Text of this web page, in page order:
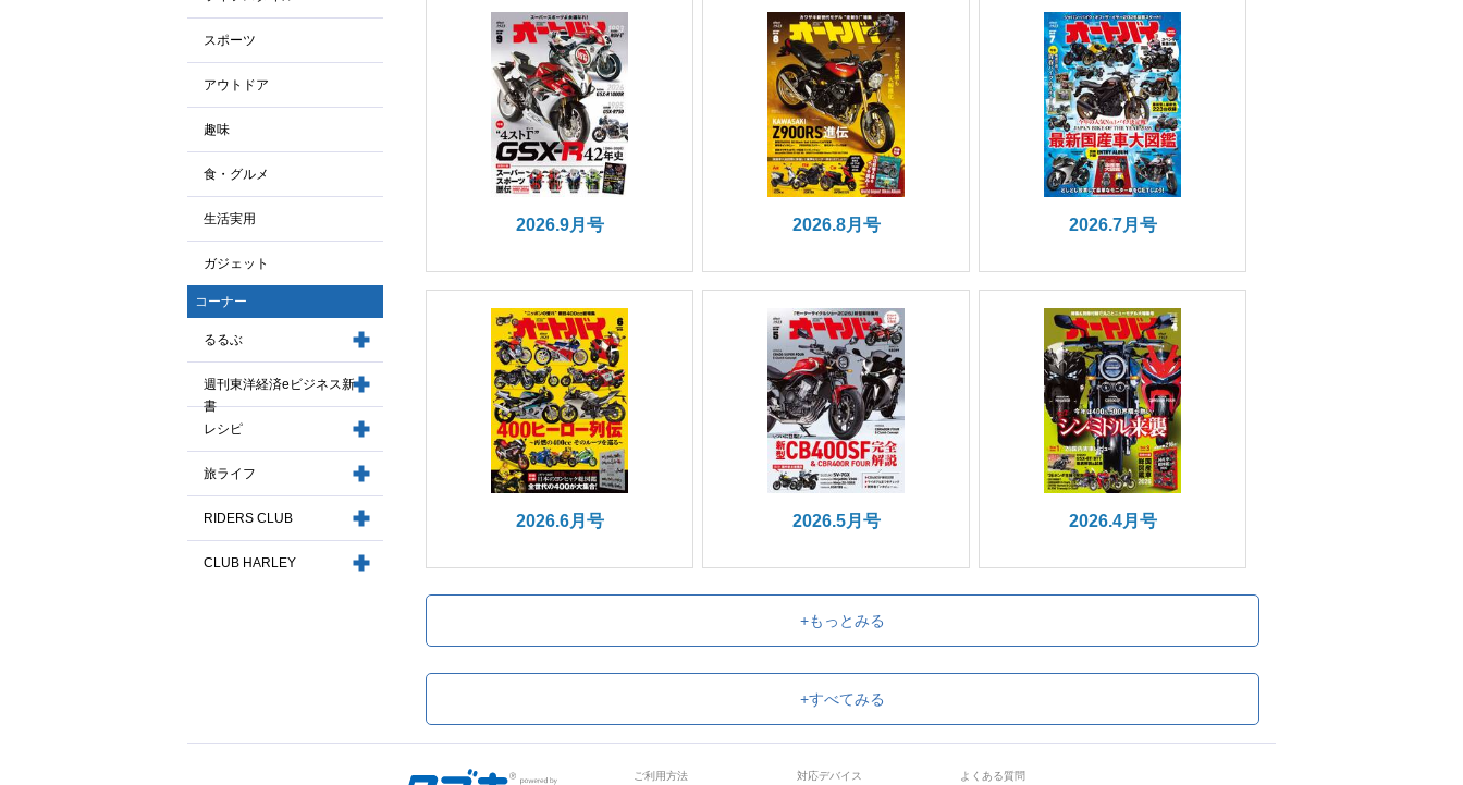
スポーツ
アウトドア
趣味
食・グルメ
生活実用
ガジェット
コーナー
るるぶ
週刊東洋経済eビジネス新
書
レシピ
旅ライフ
RIDERS CLUB
CLUB HARLEY
2026.9月号 2026.8月号 2026.7月号
2026.6月号 2026.5月号 2026.4月号
+もっとみる
+すべてみる
ご利用方法 対応デバイス よくある質問